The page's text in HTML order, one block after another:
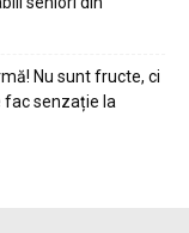
Nu sunt fructe, ci
fac senzație la